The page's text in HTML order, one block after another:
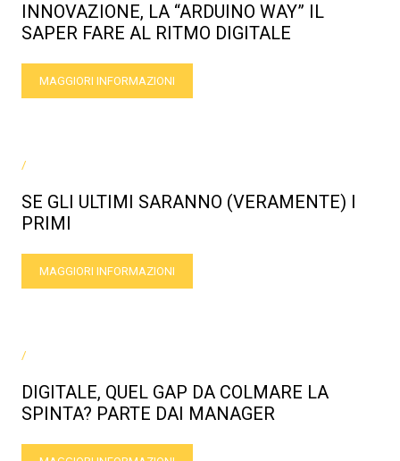
INNOVAZIONE, LA “ARDUINO WAY” IL
SAPER FARE AL RITMO DIGITALE
MAGGIORI INFORMAZIONI
/
SE GLI ULTIMI SARANNO (VERAMENTE) I
PRIMI
MAGGIORI INFORMAZIONI
/
DIGITALE, QUEL GAP DA COLMARE LA
SPINTA? PARTE DAI MANAGER